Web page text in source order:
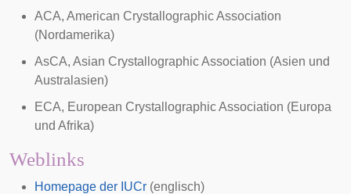
ACA, American Crystallographic Association
(Nordamerika)
AsCA, Asian Crystallographic Association (Asien und
Australasien)
ECA, European Crystallographic Association (Europa
und Afrika)
Weblinks
Homepage der IUCr (englisch)